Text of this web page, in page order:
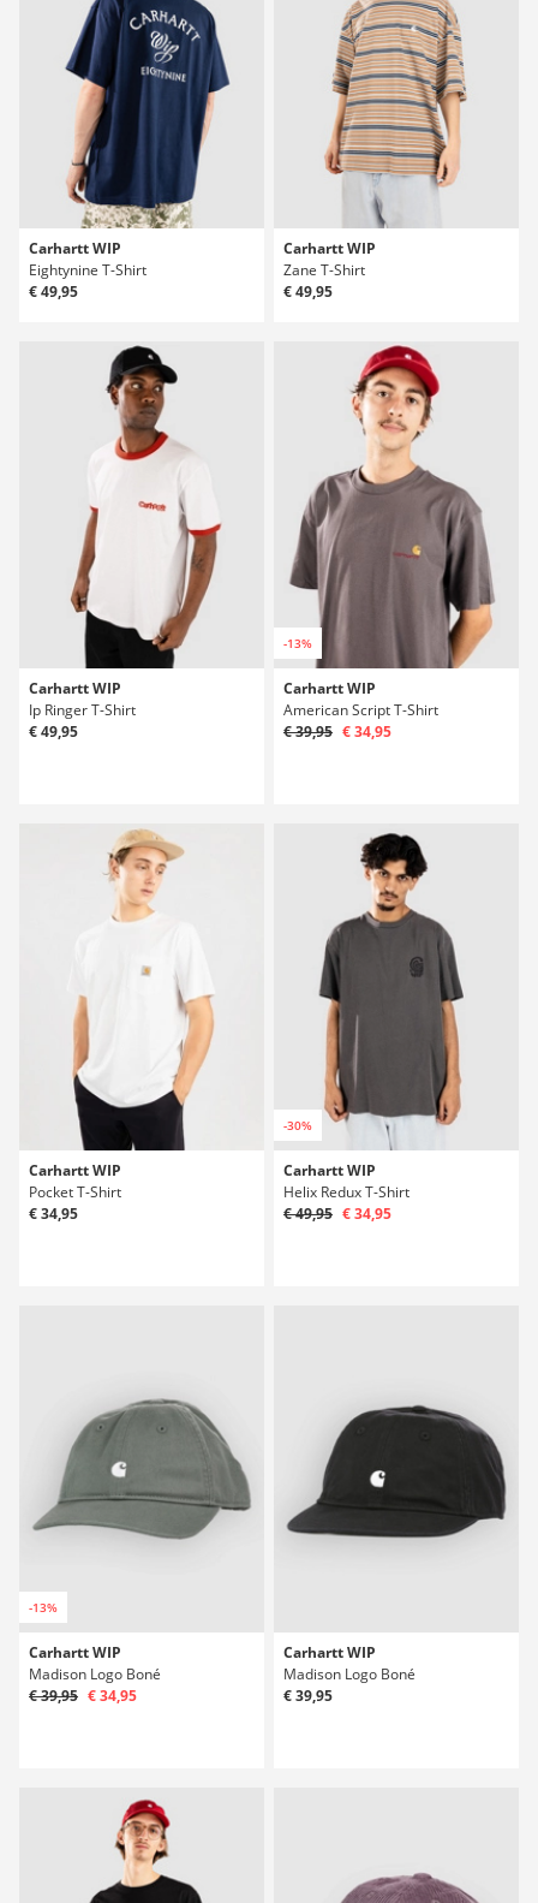
Carhartt WIP
Eightynine T-Shirt
€ 49,95
Carhartt WIP
Zane T-Shirt
€ 49,95
Carhartt WIP
Ip Ringer T-Shirt
€ 49,95
-13%
Carhartt WIP
American Script T-Shirt
€ 39,95 € 34,95
Carhartt WIP
Pocket T-Shirt
€ 34,95
-30%
Carhartt WIP
Helix Redux T-Shirt
€ 49,95 € 34,95
-13%
Carhartt WIP
Madison Logo Boné
€ 39,95 € 34,95
Carhartt WIP
Madison Logo Boné
€ 39,95